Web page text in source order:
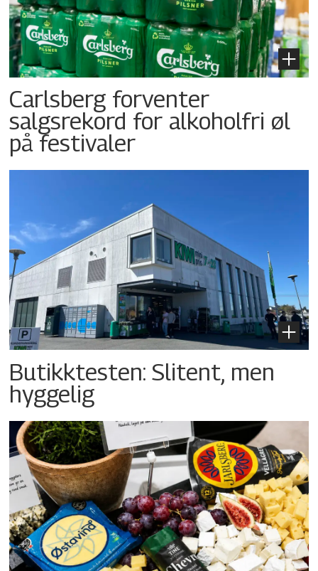
Carlsberg forventer
salgsrekord for alkoholfri øl
på festivaler
Butikktesten: Slitent, men
hyggelig